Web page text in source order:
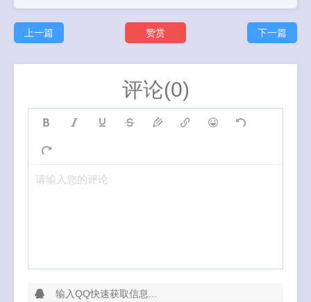
下一篇
上一篇 赞赏
评论(0)
请输入您的评论